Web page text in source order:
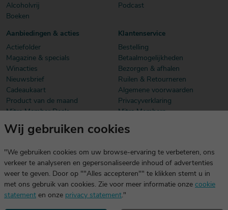
Alcoholvrij
Boeken
Podcast
Aanbiedingen & acties
Actiefolder
Magazine & specials
Winacties
Nieuwsbrief
Cadeaukaart
Product van de maand
Mitra Member Deals
Klantenservice
Bestelling
Betaalmogelijkheden
Bezorgen & afhalen
Ruilen & Retourneren
Algemene voorwaarden
Privacyverklaring
Mitra Members
Download onze app
dezelfde gegevens die je voor mitra.nl gebruikt.
Wij gebruiken cookies
"We gebruiken cookies om uw browse-ervaring te verbeteren, ons
verkeer te analyseren en gepersonaliseerde inhoud of advertenties
weer te geven. Door op ""Alles accepteren"" te klikken stemt u in
met ons gebruik van cookies. Zie voor meer informatie onze cookie
statement en onze privacy statement."